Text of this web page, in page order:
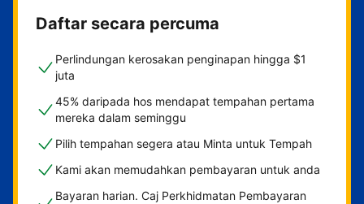
Daftar secara percuma
Perlindungan kerosakan penginapan hingga $1
juta
45% daripada hos mendapat tempahan pertama
mereka dalam seminggu
Pilih tempahan segera atau Minta untuk Tempah
Kami akan memudahkan pembayaran untuk anda
Bayaran harian. Caj Perkhidmatan Pembayaran